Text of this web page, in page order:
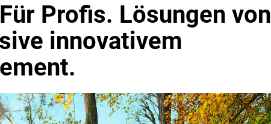
Profis. Lösungen von
innovativem